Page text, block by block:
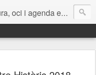
acció pel públic adult a Lleida